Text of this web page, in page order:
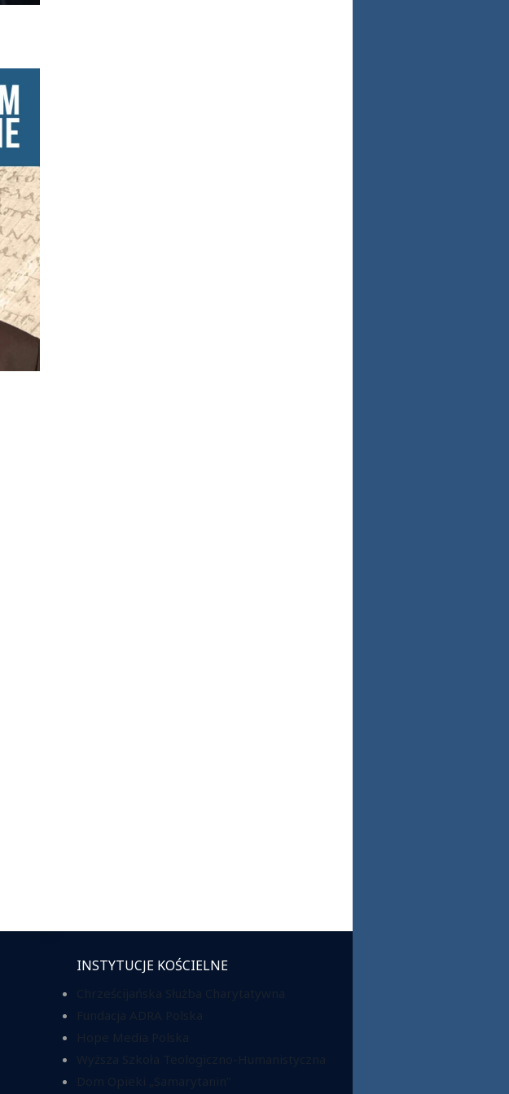
INSTYTUCJE KOŚCIELNE